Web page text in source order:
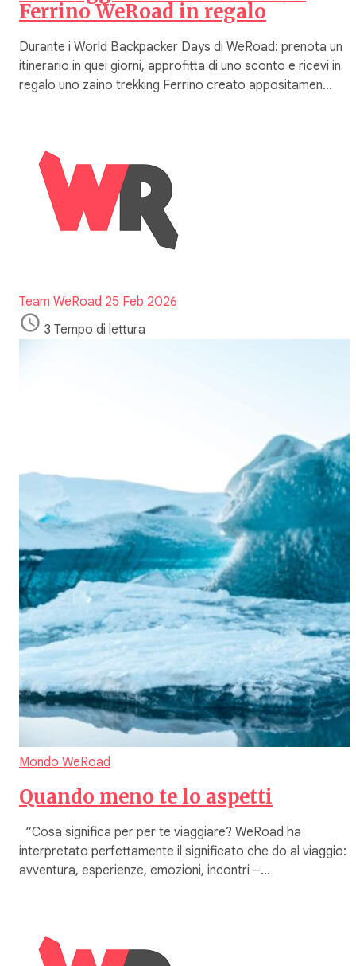
Ferrino WeRoad in regalo
Durante i World Backpacker Days di WeRoad: prenota un
itinerario in quei giorni, approfitta di uno sconto e ricevi in
regalo uno zaino trekking Ferrino creato appositamen…
Team WeRoad 25 Feb 2026
3 Tempo di lettura
Mondo WeRoad
Quando meno te lo aspetti
“Cosa significa per per te viaggiare? WeRoad ha
interpretato perfettamente il significato che do al viaggio:
avventura, esperienze, emozioni, incontri –…